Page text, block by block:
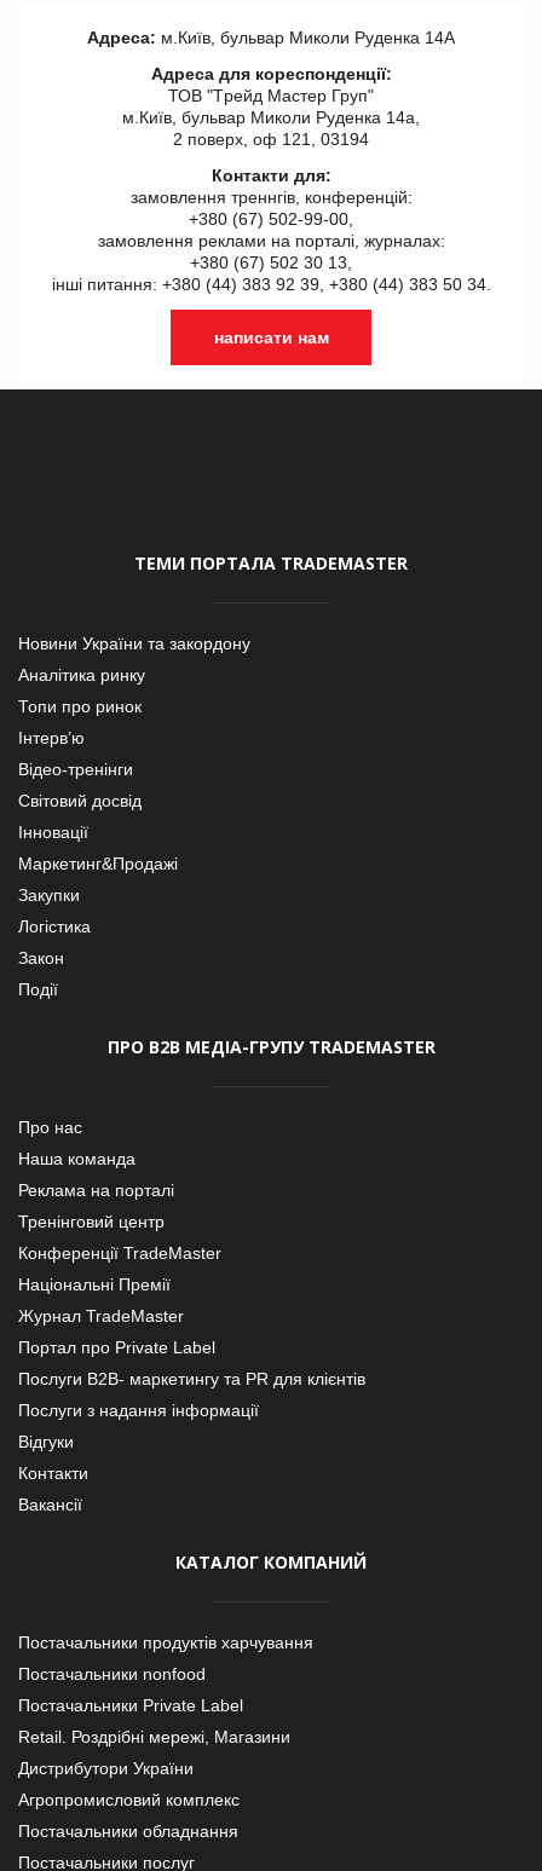
Адреса: м.Київ, бульвар Миколи Руденка 14А
Адреса для кореспонденції:
ТОВ "Tрейд Мастер Груп"
м.Київ, бульвар Миколи Руденка 14а,
2 поверх, оф 121, 03194
Контакти для:
замовлення треннгів, конференцій:
+380 (67) 502-99-00,
замовлення реклами на порталі, журналах:
+380 (67) 502 30 13,
інші питання: +380 (44) 383 92 39, +380 (44) 383 50 34.
написати нам
ТЕМИ ПОРТАЛА TRADEMASTER
Новини України та закордону
Аналітика ринку
Топи про ринок
Інтерв’ю
Відео-тренінги
Світовий досвід
Інновації
Маркетинг&Продажі
Закупки
Логістика
Закон
Події
ПРО В2В МЕДІА-ГРУПУ TRADEMASTER
Про нас
Наша команда
Реклама на порталі
Тренінговий центр
Конференції TradeMaster
Національні Премії
Журнал TradeMaster
Портал про Private Label
Послуги В2В- маркетингу та PR для клієнтів
Послуги з надання інформації
Відгуки
Контакти
Вакансії
КАТАЛОГ КОМПАНИЙ
Постачальники продуктів харчування
Постачальники nonfood
Постачальники Private Label
Retail. Роздрібні мережі, Магазини
Дистрибутори України
Агропромисловий комплекс
Постачальники обладнання
Постачальники послуг